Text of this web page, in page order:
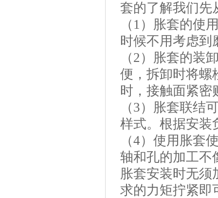
套的了解我们先
（1）胀套的使
时候不用考虑到
（2）胀套的装
便，拆卸时将螺
时，接触面紧密
（3）胀套联结
样式。根据安装
（4）使用胀套
轴和孔的加工不
胀套安装时无须
求的力矩拧紧即